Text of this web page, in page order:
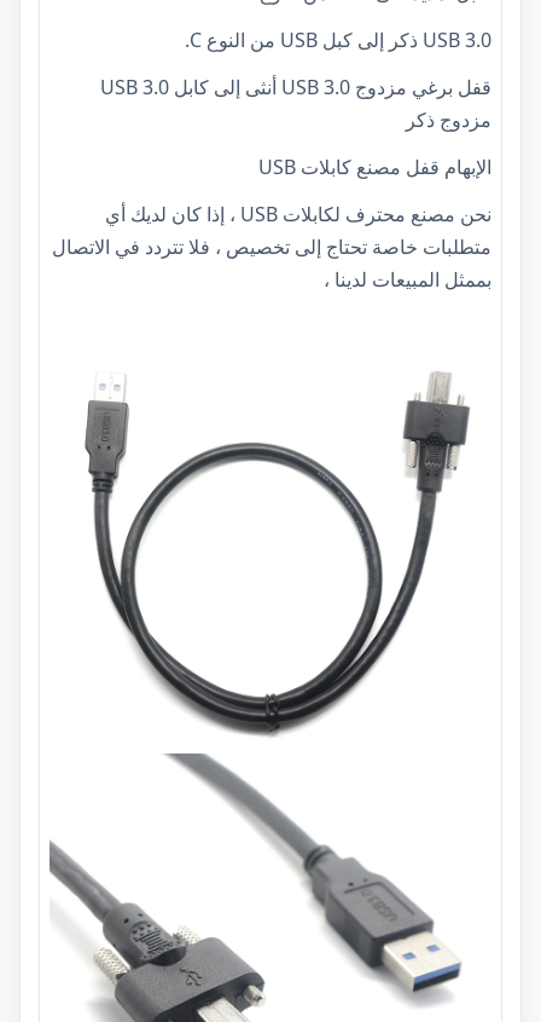
USB 3.0 ذكر إلى كبل USB من النوع C.
قفل برغي مزدوج USB 3.0 أنثى إلى كابل USB 3.0
مزدوج ذكر
الإبهام قفل مصنع كابلات USB
نحن مصنع محترف لكابلات USB ، إذا كان لديك أي
متطلبات خاصة تحتاج إلى تخصيص ، فلا تتردد في الاتصال
بممثل المبيعات لدينا ،